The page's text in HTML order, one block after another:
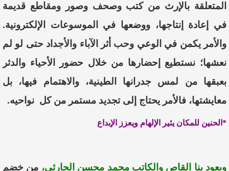
المتعلقة بالإرث من كتب وصحفوصور ومقاطع قديمة
في
إعادة إنتاجها، ووضعها في الموسوعات الإلكترونية.
والأمر يكمن في الوعي وحب أثر الآباء والأجداد حتى لو لم
نعشها؛ نستطيع إحضارها من خلال حضور الأحياء والدثر
بعبقهامن لمس جدرانها الطينية، والاهتمام فيها،
بل
معايشتها، فالأمر يحتاج إلى تجديد مستمر من كل نواحيه.
*الحنين للمكان يثير الإلهام ويعزز الإبداع
ويعود بنا القاص والكاتبمحمد محسن الحارثي، من خضم